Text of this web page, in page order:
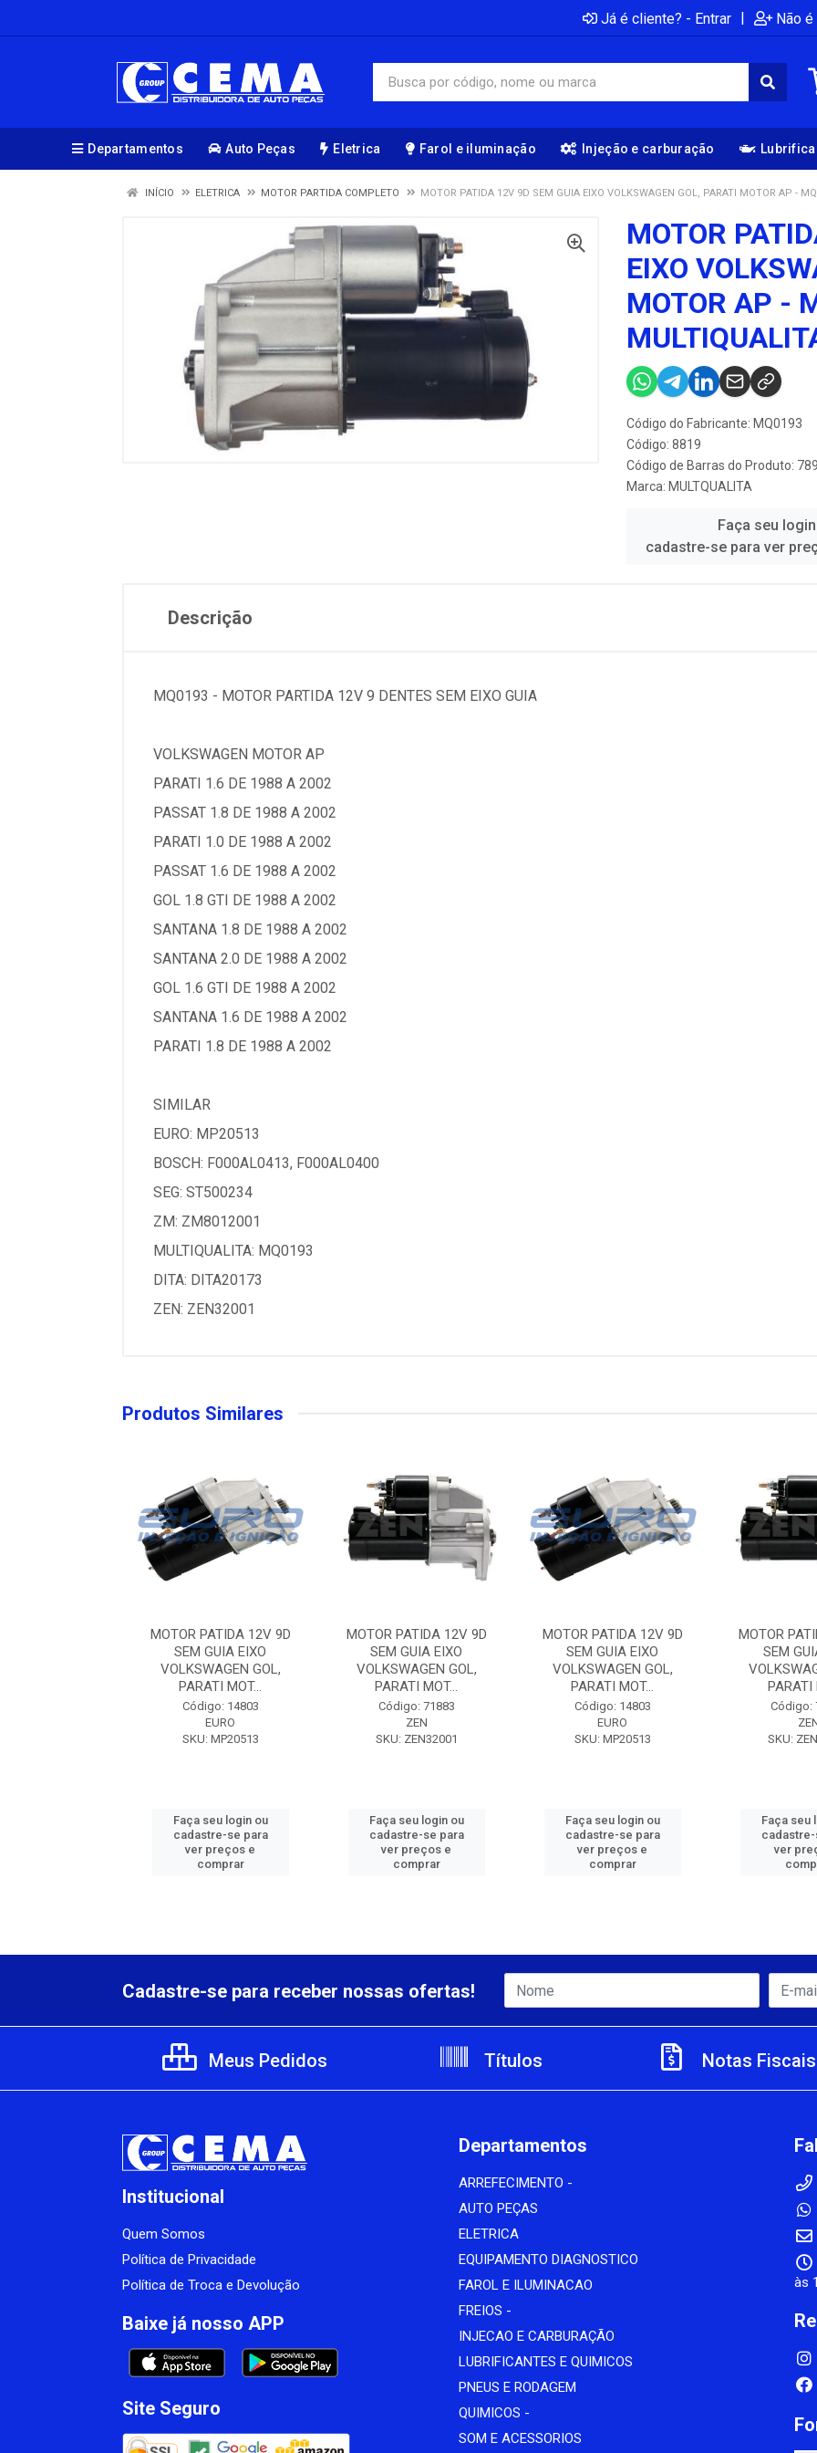
Já é cliente? - Entrar | Não
Departamentos Auto Peças Eletrica Farol e iluminação Injeção e carburação
INÍCIO ELETRICA MOTOR PARTIDA COMPLETO MOTOR PATIDA 12V 9D SEM GUIA EIXO VOLKSWAGEN GOL, PARATI MOTOR AP -
MOTOR
EIXO
MOTOR AP -
Código do Fabricante: MQ0193
Código: 8819
Código de Barras do Produto:
Marca: MULTQUALITA
Faça seu
cadastre-se para ver
Descrição
MQ0193 - MOTOR PARTIDA 12V 9 DENTES SEM EIXO GUIA
VOLKSWAGEN MOTOR AP
PARATI 1.6 DE 1988 A 2002
PASSAT 1.8 DE 1988 A 2002
PARATI 1.0 DE 1988 A 2002
PASSAT 1.6 DE 1988 A 2002
GOL 1.8 GTI DE 1988 A 2002
SANTANA 1.8 DE 1988 A 2002
SANTANA 2.0 DE 1988 A 2002
GOL 1.6 GTI DE 1988 A 2002
SANTANA 1.6 DE 1988 A 2002
PARATI 1.8 DE 1988 A 2002
SIMILAR
EURO: MP20513
BOSCH: F000AL0413, F000AL0400
SEG: ST500234
ZM: ZM8012001
MULTIQUALITA: MQ0193
DITA: DITA20173
ZEN: ZEN32001
Produtos Similares
MOTOR PATIDA 12V 9D
SEM GUIA EIXO
VOLKSWAGEN GOL,
PARATI MOT...
Código: 14803
EURO
SKU: MP20513
Faça seu login ou
cadastre-se para
ver preços e
comprar
MOTOR PATIDA 12V 9D
SEM GUIA EIXO
VOLKSWAGEN GOL,
PARATI MOT...
Código: 71883
ZEN
SKU: ZEN32001
Faça seu login ou
cadastre-se para
ver preços e
comprar
MOTOR PATIDA 12V 9D
SEM GUIA EIXO
VOLKSWAGEN GOL,
PARATI MOT...
Código: 14803
EURO
SKU: MP20513
Faça seu login ou
cadastre-se para
ver preços e
comprar
MOTOR
SEM
PARATI
Código:
SKU:
Faça seu
ver
Cadastre-se para receber nossas ofertas!
Meus Pedidos Títulos Notas Fiscais
Institucional
Quem Somos
Política de Privacidade
Política de Troca e Devolução
Baixe já nosso APP
Site Seguro
Departamentos
ARREFECIMENTO -
AUTO PEÇAS
ELETRICA
EQUIPAMENTO DIAGNOSTICO
FAROL E ILUMINACAO
FREIOS -
INJECAO E CARBURAÇÃO
LUBRIFICANTES E QUIMICOS
PNEUS E RODAGEM
QUIMICOS -
SOM E ACESSORIOS
às